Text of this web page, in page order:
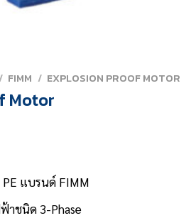
FIMM / EXPLOSION PROOF MOTOR
Motor
แบรนด์ FIMM
าชนิด 3-Phase